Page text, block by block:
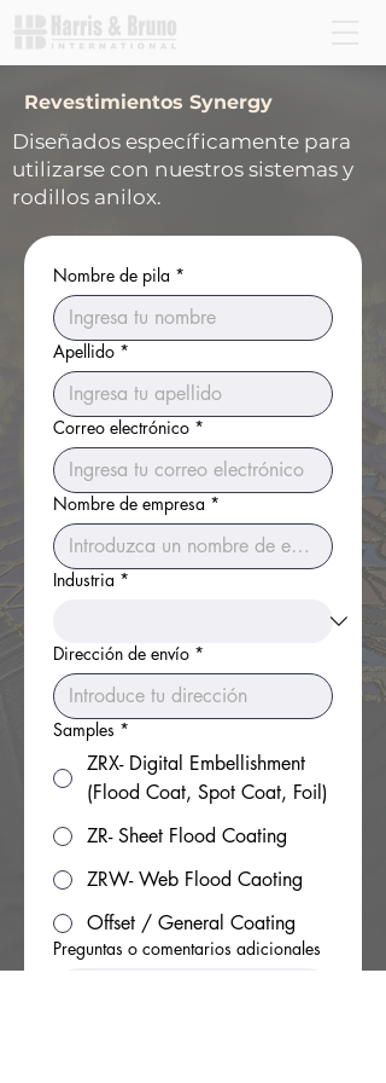
Revestimientos Synergy
Diseñados específicamente para
utilizarse con nuestros sistemas y
rodillos anilox.
Nombre de pila *
Apellido *
Correo electrónico *
Nombre de empresa *
Industria *
Dirección de envío *
Samples *
ZRX- Digital Embellishment
(Flood Coat, Spot Coat, Foil)
ZR- Sheet Flood Coating
ZRW- Web Flood Caoting
Offset / General Coating
Preguntas o comentarios adicionales